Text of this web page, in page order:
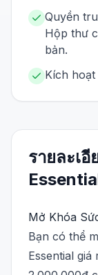
Quyền
Hộp thư
bản.
Kích
รายละเ
Mở Khóa
Bạn có thể
Essential